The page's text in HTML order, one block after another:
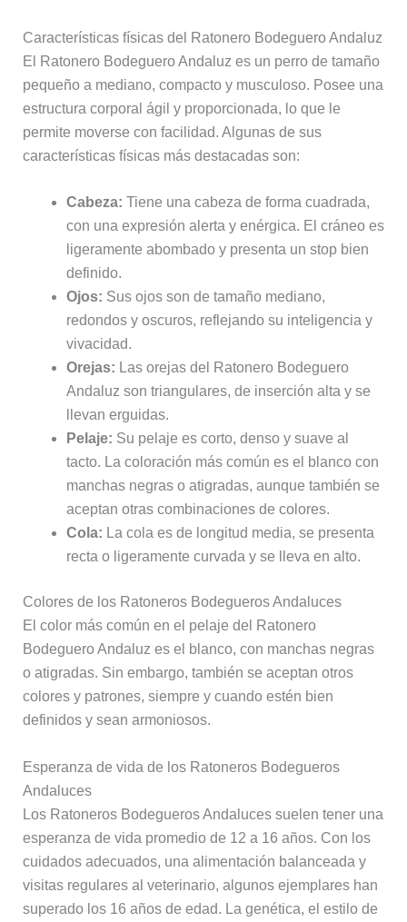
Características físicas del Ratonero Bodeguero Andaluz
El Ratonero Bodeguero Andaluz es un perro de tamaño
pequeño a mediano, compacto y musculoso. Posee una
estructura corporal ágil y proporcionada, lo que le
permite moverse con facilidad. Algunas de sus
características físicas más destacadas son:
Cabeza: Tiene una cabeza de forma cuadrada,
con una expresión alerta y enérgica. El cráneo es
ligeramente abombado y presenta un stop bien
definido.
Ojos: Sus ojos son de tamaño mediano,
redondos y oscuros, reflejando su inteligencia y
vivacidad.
Orejas: Las orejas del Ratonero Bodeguero
Andaluz son triangulares, de inserción alta y se
llevan erguidas.
Pelaje: Su pelaje es corto, denso y suave al
tacto. La coloración más común es el blanco con
manchas negras o atigradas, aunque también se
aceptan otras combinaciones de colores.
Cola: La cola es de longitud media, se presenta
recta o ligeramente curvada y se lleva en alto.
Colores de los Ratoneros Bodegueros Andaluces
El color más común en el pelaje del Ratonero
Bodeguero Andaluz es el blanco, con manchas negras
o atigradas. Sin embargo, también se aceptan otros
colores y patrones, siempre y cuando estén bien
definidos y sean armoniosos.
Esperanza de vida de los Ratoneros Bodegueros
Andaluces
Los Ratoneros Bodegueros Andaluces suelen tener una
esperanza de vida promedio de 12 a 16 años. Con los
cuidados adecuados, una alimentación balanceada y
visitas regulares al veterinario, algunos ejemplares han
superado los 16 años de edad. La genética, el estilo de